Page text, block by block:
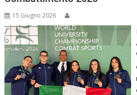
15 Giugno 2026